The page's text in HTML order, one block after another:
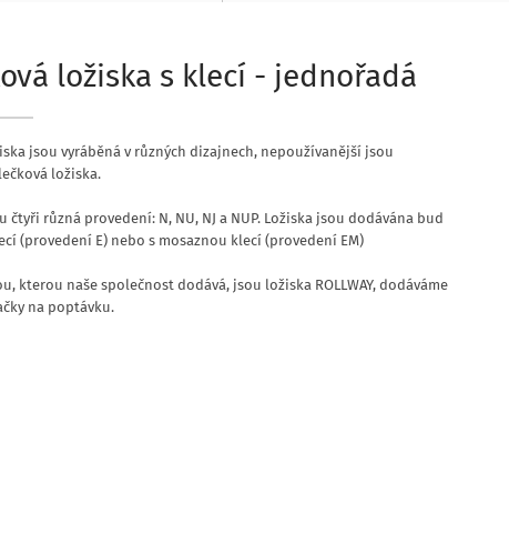
ložiska s klecí - jednořadá
jsou vyráběná v různých dizajnech, nepoužívanější jsou
ložiska.
čtyři různá provedení: N, NU, NJ a NUP. Ložiska jsou dodávána bud
(provedení E) nebo s mosaznou klecí (provedení EM)
kterou naše společnost dodává, jsou ložiska ROLLWAY, dodáváme
na poptávku.